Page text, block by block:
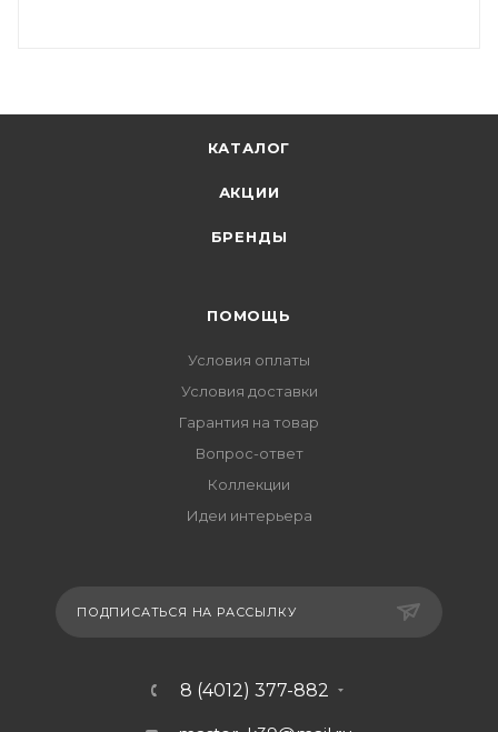
КАТАЛОГ
АКЦИИ
БРЕНДЫ
ПОМОЩЬ
Условия оплаты
Условия доставки
Гарантия на товар
Вопрос-ответ
Коллекции
Идеи интерьера
ПОДПИСАТЬСЯ НА РАССЫЛКУ
8 (4012) 377-882